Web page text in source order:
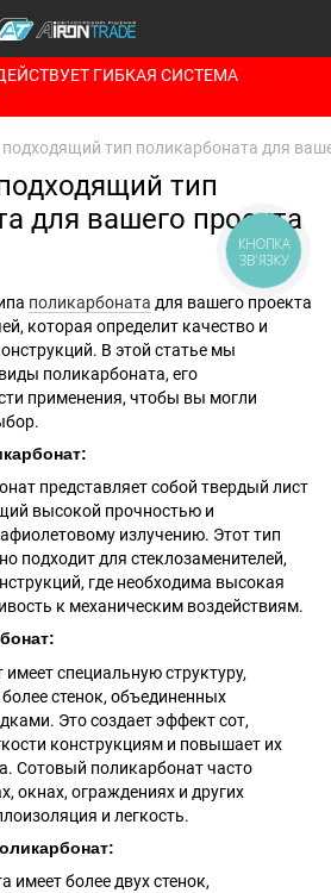
ГИБКАЯ СИСТЕМА
тип поликарбоната для
тип
для вашего проекта
поликарбоната для вашего проекта
которая определит качество и
В этой статье мы
поликарбоната, его
применения, чтобы вы могли
представляет собой твердый лист
высокой прочностью и
излучению. Этот тип
подходит для стеклозаменителей,
где необходима высокая
к механическим воздействиям.
специальную структуру,
стенок, объединенных
Это создает эффект сот,
конструкциям и повышает их
Сотовый поликарбонат часто
окнах, ограждениях и других
и легкость.
имеет более двух стенок,
КНОПКА
ЗВ'ЯЗКУ